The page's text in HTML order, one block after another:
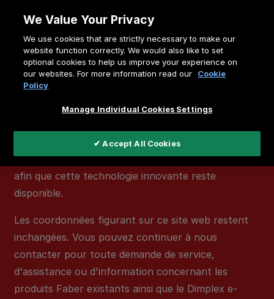
contenu
Information importante
La marqueFabera été arrêtée. Par conséquent,
ne sont plus disponibles.
Faber e-MatriX est désormais poursuivi sous la
marqueDimplexsous le nom deDimplex e-MatriX,
afin que cette technologie innovante reste
disponible.
Les coordonnées figurant sur ce site web restent
inchangées. Vous pouvez continuer à nous
contacter pour toute demande de service,
d'assistance ou d'information concernant les
produits Faber existants ainsi que le Dimplex e-
We Value Your Privacy
We use cookies that are strictly necessary to make our
website function correctly. We would also like to set
optional cookies to help us improve your experience on
our websites. For more information read our
Cookie
Policy
Manage Individual Cookies Settings
✔ Accept All Cookies